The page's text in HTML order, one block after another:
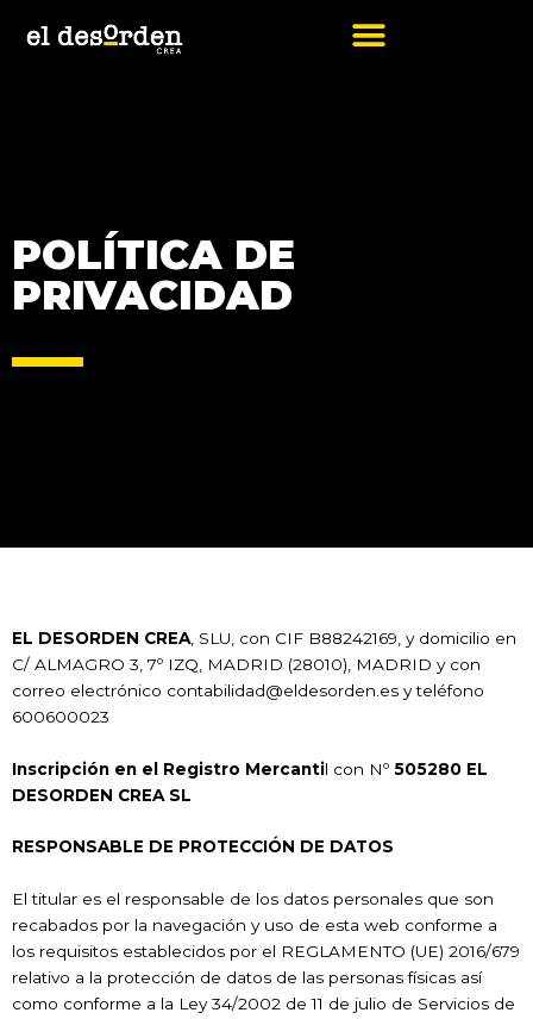
POLÍTICA DE
PRIVACIDAD
EL DESORDEN CREA , SLU, con CIF B88242169, y domicilio en
C/ ALMAGRO 3, 7º IZQ, MADRID (28010), MADRID y con
correo electrónico contabilidad@eldesorden.es y teléfono
600600023
Inscripción en el Registro Mercantil con Nº 505280 EL
DESORDEN CREA SL
RESPONSABLE DE PROTECCIÓN DE DATOS
El titular es el responsable de los datos personales que son
recabados por la navegación y uso de esta web conforme a
los requisitos establecidos por el REGLAMENTO (UE) 2016/679
relativo a la protección de datos de las personas físicas así
como conforme a la Ley 34/2002 de 11 de julio de Servicios de